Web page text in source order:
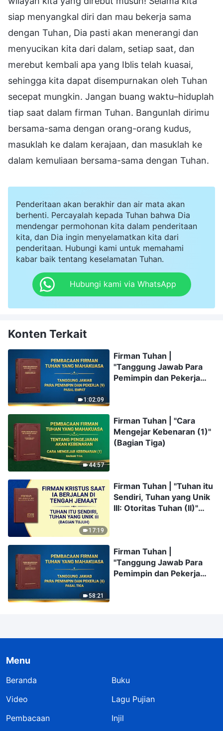
siap menyangkal diri dan mau bekerja sama
dengan Tuhan, Dia pasti akan menerangi dan
menyucikan kita dari dalam, setiap saat, dan
merebut kembali apa yang Iblis telah kuasai,
sehingga kita dapat disempurnakan oleh Tuhan
secepat mungkin. Jangan buang waktu–hiduplah
tiap saat dalam firman Tuhan. Bangunlah dirimu
bersama-sama dengan orang-orang kudus,
masuklah ke dalam kerajaan, dan masuklah ke
dalam kemuliaan bersama-sama dengan Tuhan.
Penderitaan akan berakhir dan air mata akan
berhenti. Percayalah kepada Tuhan bahwa Dia
mendengar permohonan kita dalam penderitaan
kita, dan Dia ingin menyelamatkan kita dari
penderitaan. Hubungi kami untuk memahami
kabar baik tentang keselamatan Tuhan.
Hubungi kami via WhatsApp
Konten Terkait
1:02:09
Firman Tuhan |
"Tanggung Jawab Para
Pemimpin dan Pekerja
44:57
Firman Tuhan | "Cara
Mengejar Kebenaran (1)"
(Bagian Tiga)
17:19
Firman Tuhan | "Tuhan itu
Sendiri, Tuhan yang Unik
III: Otoritas Tuhan (II)"
58:21
Firman Tuhan |
"Tanggung Jawab Para
Pemimpin dan Pekerja
Menu
Beranda
Buku
Video
Lagu Pujian
Pembacaan
Injil